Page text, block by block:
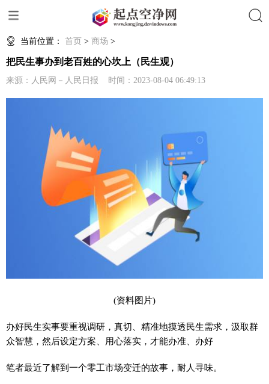
当前位置： 首页 > 商场 >
把民生事办到老百姓的心坎上（民生观）
来源：人民网－人民日报 时间：2023-08-04 06:49:13
(资料图片)
办好民生实事要重视调研，真切、精准地摸透民生需求，汲取群
众智慧，然后设定方案、用心落实，才能办准、办好
笔者最近了解到一个零工市场变迁的故事，耐人寻味。